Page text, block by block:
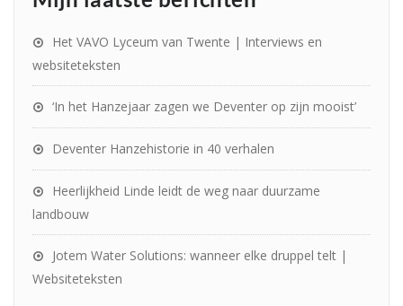
Het VAVO Lyceum van Twente | Interviews en
websiteteksten
‘In het Hanzejaar zagen we Deventer op zijn mooist’
Deventer Hanzehistorie in 40 verhalen
Heerlijkheid Linde leidt de weg naar duurzame
landbouw
Jotem Water Solutions: wanneer elke druppel telt |
Websiteteksten